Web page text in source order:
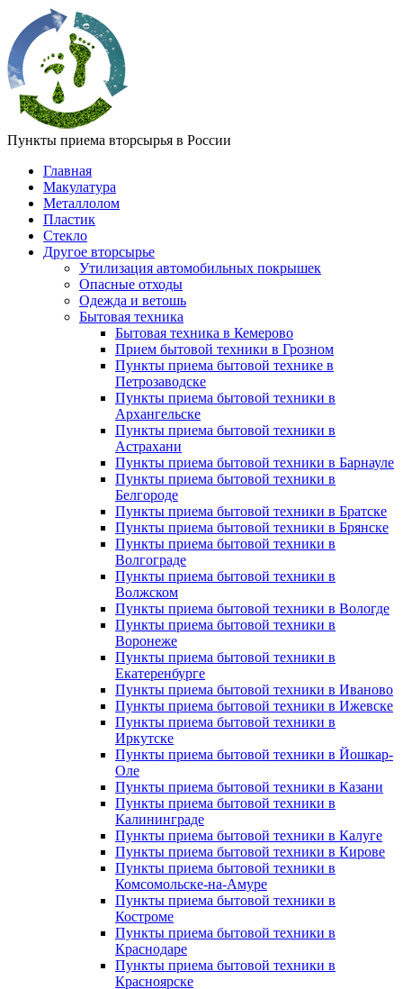
Пункты приема вторсырья в России
Главная
Макулатура
Металлолом
Пластик
Стекло
Другое вторсырье
Утилизация автомобильных покрышек
Опасные отходы
Одежда и ветошь
Бытовая техника
Бытовая техника в Кемерово
Прием бытовой техники в Грозном
Пункты приема бытовой технике в
Петрозаводске
Пункты приема бытовой техники в
Архангельске
Пункты приема бытовой техники в
Астрахани
Пункты приема бытовой техники в Барнауле
Пункты приема бытовой техники в
Белгороде
Пункты приема бытовой техники в Братске
Пункты приема бытовой техники в Брянске
Пункты приема бытовой техники в
Волгограде
Пункты приема бытовой техники в
Волжском
Пункты приема бытовой техники в Вологде
Пункты приема бытовой техники в
Воронеже
Пункты приема бытовой техники в
Екатеренбурге
Пункты приема бытовой техники в Иваново
Пункты приема бытовой техники в Ижевске
Пункты приема бытовой техники в
Иркутске
Пункты приема бытовой техники в Йошкар-
Оле
Пункты приема бытовой техники в Казани
Пункты приема бытовой техники в
Калининграде
Пункты приема бытовой техники в Калуге
Пункты приема бытовой техники в Кирове
Пункты приема бытовой техники в
Комсомольске-на-Амуре
Пункты приема бытовой техники в
Костроме
Пункты приема бытовой техники в
Краснодаре
Пункты приема бытовой техники в
Красноярске